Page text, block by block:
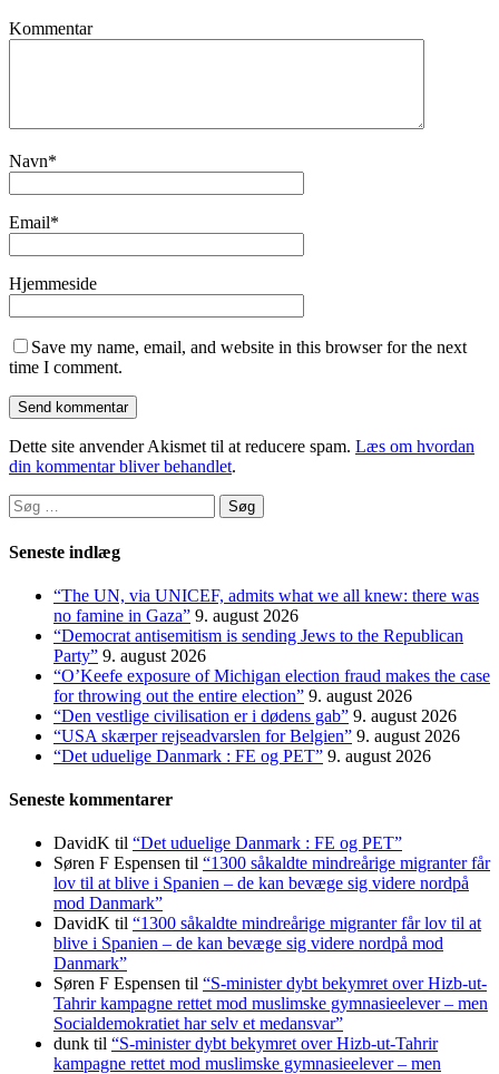
Kommentar
Navn*
Email*
Hjemmeside
Save my name, email, and website in this browser for the next
time I comment.
Dette site anvender Akismet til at reducere spam. Læs om hvordan
din kommentar bliver behandlet.
Søg
efter:
Seneste indlæg
“The UN, via UNICEF, admits what we all knew: there was
no famine in Gaza” 9. august 2026
“Democrat antisemitism is sending Jews to the Republican
Party” 9. august 2026
“O’Keefe exposure of Michigan election fraud makes the case
for throwing out the entire election” 9. august 2026
“Den vestlige civilisation er i dødens gab” 9. august 2026
“USA skærper rejseadvarslen for Belgien” 9. august 2026
“Det uduelige Danmark : FE og PET” 9. august 2026
Seneste kommentarer
DavidK til “Det uduelige Danmark : FE og PET”
Søren F Espensen til “1300 såkaldte mindreårige migranter får
lov til at blive i Spanien – de kan bevæge sig videre nordpå
mod Danmark”
DavidK til “1300 såkaldte mindreårige migranter får lov til at
blive i Spanien – de kan bevæge sig videre nordpå mod
Danmark”
Søren F Espensen til “S-minister dybt bekymret over Hizb-ut-
Tahrir kampagne rettet mod muslimske gymnasieelever – men
Socialdemokratiet har selv et medansvar”
dunk til “S-minister dybt bekymret over Hizb-ut-Tahrir
kampagne rettet mod muslimske gymnasieelever – men